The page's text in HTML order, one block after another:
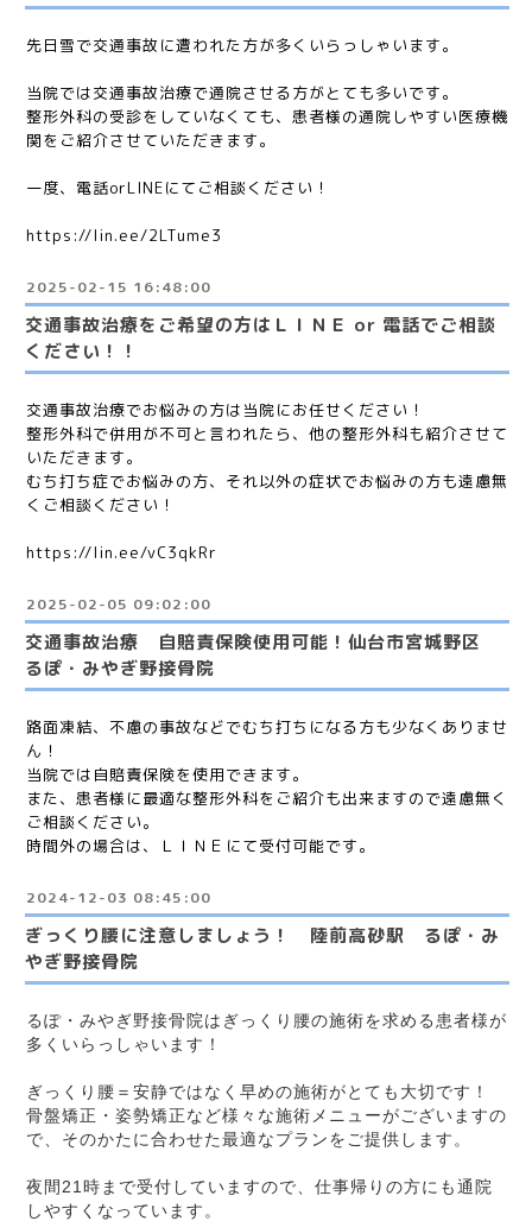
先日雪で交通事故に遭われた方が多くいらっしゃいます。
当院では交通事故治療で通院させる方がとても多いです。
整形外科の受診をしていなくても、患者様の通院しやすい医療機
関をご紹介させていただきます。
一度、電話orLINEにてご相談ください！
https://lin.ee/2LTume3
2025-02-15 16:48:00
交通事故治療をご希望の方はＬＩＮＥ or 電話でご相談
ください！！
交通事故治療でお悩みの方は当院にお任せください！
整形外科で併用が不可と言われたら、他の整形外科も紹介させて
いただきます。
むち打ち症でお悩みの方、それ以外の症状でお悩みの方も遠慮無
くご相談ください！
https://lin.ee/vC3qkRr
2025-02-05 09:02:00
交通事故治療 自賠責保険使用可能！仙台市宮城野区
るぽ・みやぎ野接骨院
路面凍結、不慮の事故などでむち打ちになる方も少なくありませ
ん！
当院では自賠責保険を使用できます。
また、患者様に最適な整形外科をご紹介も出来ますので遠慮無く
ご相談ください。
時間外の場合は、ＬＩＮＥにて受付可能です。
2024-12-03 08:45:00
ぎっくり腰に注意しましょう！ 陸前高砂駅 るぽ・み
やぎ野接骨院
るぽ・みやぎ野接骨院はぎっくり腰の施術を求める患者様が
多くいらっしゃいます！
ぎっくり腰＝安静ではなく早めの施術がとても大切です！
骨盤矯正・姿勢矯正など様々な施術メニューがございますの
で、そのかたに合わせた最適なプランをご提供します。
夜間21時まで受付していますので、仕事帰りの方にも通院
しやすくなっています。